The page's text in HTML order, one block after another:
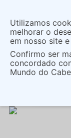
As
acordo
O que você
Coloração
ME+ 7/01
Utilizamos
melhorar o
em nosso site
Confirmo ser
concordado
Mundo do